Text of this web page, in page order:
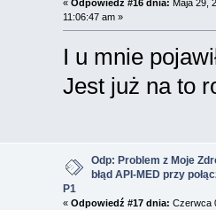
« Odpowiedź #16 dnia: Maja 29,
11:06:47 am »
I u mnie
Jest już na to
Odp: Problem z Moje
błąd API-MED przy
P1
« Odpowiedź #17 dnia: Czerwca